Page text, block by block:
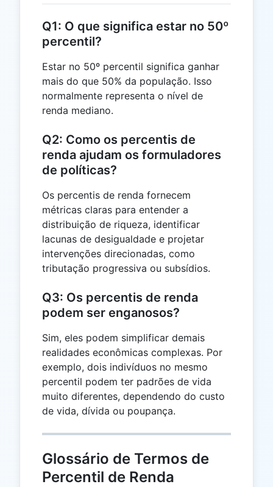
Q1: O que significa estar no 50º
percentil?
Estar no 50º percentil significa ganhar
mais do que 50% da população. Isso
normalmente representa o nível de
renda mediano.
Q2: Como os percentis de
renda ajudam os formuladores
de políticas?
Os percentis de renda fornecem
métricas claras para entender a
distribuição de riqueza, identificar
lacunas de desigualdade e projetar
intervenções direcionadas, como
tributação progressiva ou subsídios.
Q3: Os percentis de renda
podem ser enganosos?
Sim, eles podem simplificar demais
realidades econômicas complexas. Por
exemplo, dois indivíduos no mesmo
percentil podem ter padrões de vida
muito diferentes, dependendo do custo
de vida, dívida ou poupança.
Glossário de Termos de
Percentil de Renda